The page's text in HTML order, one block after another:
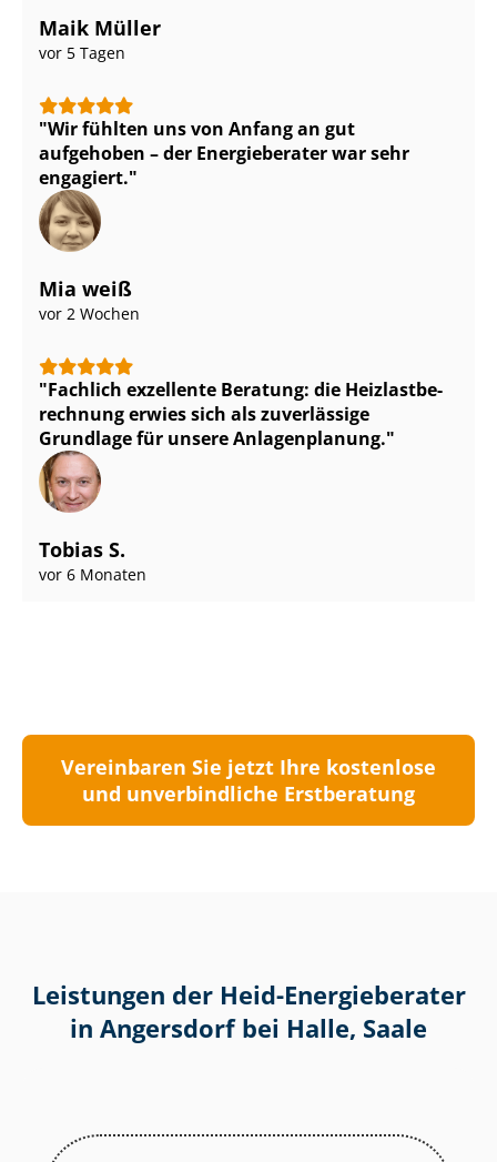
Maik Müller
vor 5 Tagen
Wir fühlten uns von Anfang an gut
aufgehoben – der Energieberater war sehr
engagiert.
Mia weiß
vor 2 Wochen
Fachlich exzellente Beratung: die Heiz­last­be­
rech­nung erwies sich als zuverlässige
Grundlage für unsere Anlagenplanung.
Tobias S.
vor 6 Monaten
Vereinbaren Sie jetzt Ihre kostenlose
und unverbindliche Erstberatung
Leistungen der Heid-Energieberater
in Angersdorf bei Halle, Saale